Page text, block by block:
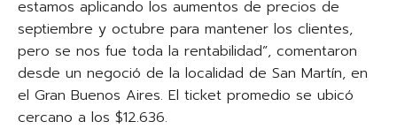
estamos aplicando los aumentos de precios de
septiembre y octubre para mantener los clientes,
pero se nos fue toda la rentabilidad”, comentaron
desde un negoció de la localidad de San Martín, en
el Gran Buenos Aires. El ticket promedio se ubicó
cercano a los $12.636.